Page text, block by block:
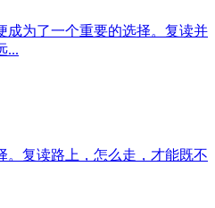
成为了一个重要的选择。复读并
...
。复读路上，怎么走，才能既不